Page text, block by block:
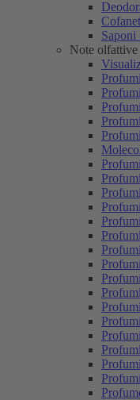
Saponi
Note olfattive